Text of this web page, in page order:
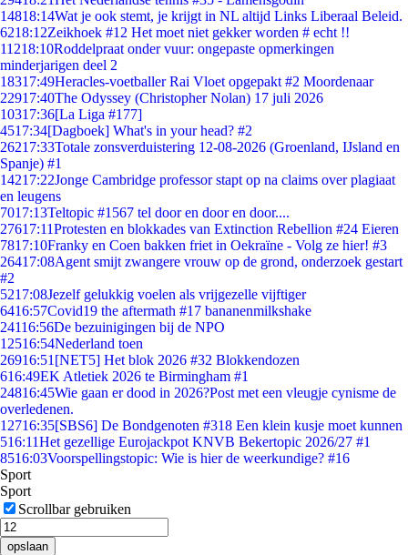
14818:14Wat je ook stemt, je krijgt in NL altijd Links Liberaal Beleid.
6218:12Zeikhoek #12 Het moet niet gekker worden # echt !!
11218:10Roddelpraat onder vuur: ongepaste opmerkingen
minderjarigen deel 2
18317:49Heracles-voetballer Rai Vloet opgepakt #2 Moordenaar
22917:40The Odyssey (Christopher Nolan) 17 juli 2026
10317:36[La Liga #177]
4517:34[Dagboek] What's in your head? #2
26217:33Totale zonsverduistering 12-08-2026 (Groenland, IJsland en
Spanje) #1
14217:22Jonge Cambridge professor stapt op na claims over plagiaat
en leugens
7017:13Teltopic #1567 tel door en door en door....
27617:11Protesten en blokkades van Extinction Rebellion #24 Eieren
7817:10Franky en Coen bakken friet in Oekraïne - Volg ze hier! #3
26417:08Agent smijt zwangere vrouw op de grond, onderzoek gestart
#2
5217:08Jezelf gelukkig voelen als vrijgezelle vijftiger
6416:57Covid19 the aftermath #17 bananenmilkshake
24116:56De bezuinigingen bij de NPO
12516:54Nederland toen
26916:51 [NET5] Het blok 2026 #32 Blokkendozen
616:49EK Atletiek 2026 te Birmingham #1
24816:45Wie gaan er dood in 2026?Post met een vleugje cynisme de
overledenen.
12716:35[SBS6] De Bondgenoten #318 Een klein kusje moet kunnen
516:11Het gezellige Eurojackpot KNVB Bekertopic 2026/27 #1
8516:03Voorspellingstopic: Wie is hier de weerkundige? #16
Sport
Sport
Scrollbar gebruiken
opslaan